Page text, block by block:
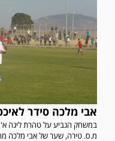
אבי מלכה סידר
במשחק הגביע על טהרת ליגה א'
מ.ס. טירה, שער של אבי מלכה